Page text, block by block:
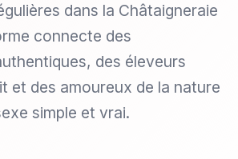
dans la Châtaigneraie
connecte des
des éleveurs
et des amoureux de la nature
simple et vrai.